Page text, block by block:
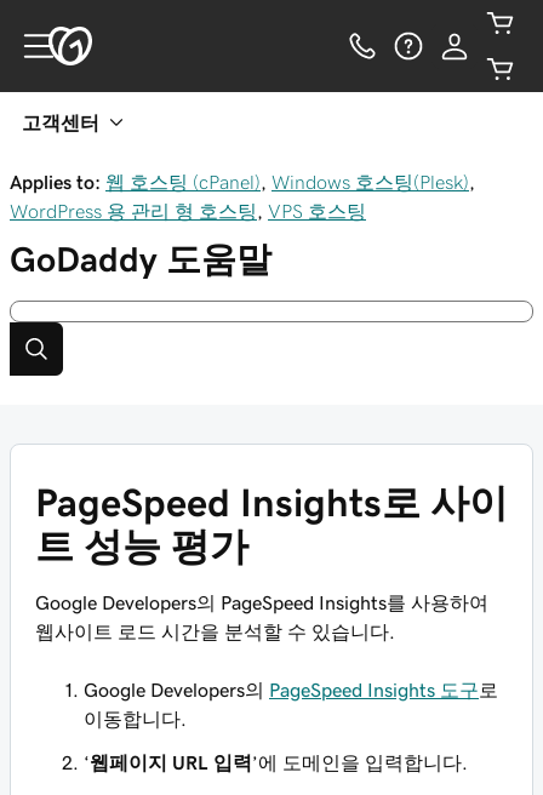
고객센터
Applies to: 웹 호스팅 (cPanel) Windows 호스팅(Plesk)
WordPress 용 관리 형 호스팅
VPS 호스팅
GoDaddy 도움말
PageSpeed Insights로 사이
트 성능 평가
Google Developers의 PageSpeed Insights를 사용하여
웹사이트 로드 시간을 분석할 수 있습니다.
Google Developers의 PageSpeed Insights 도구 로
이동합니다.
‘웹페이지 URL 입력’에 도메인을 입력합니다.